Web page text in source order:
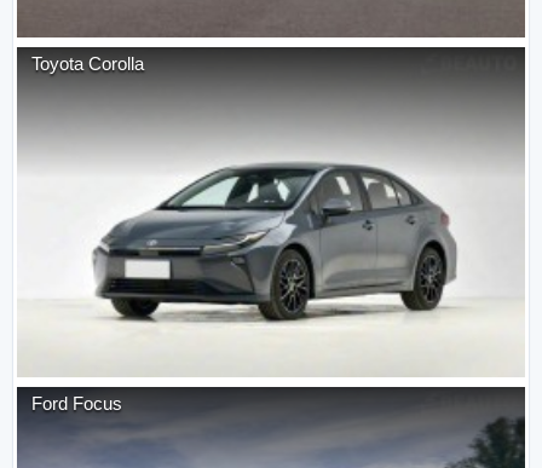
Toyota Corolla
Ford Focus